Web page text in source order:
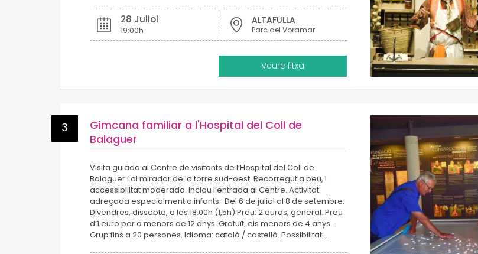
28 Juliol
19:00h
ALTAFULLA
Parc del Voramar
Veure fitxa
3
Gimcana familiar a l'Hospital del Coll de
Balaguer
Visita guiada al Centre de visitants de l’Hospital del Coll de
Balaguer i al mirador de la torre sud-oest. Recorregut a peu, i
accessibilitat moderada. Inclou l’entrada al Centre. Activitat
adreçada especialment a infants. Del 6 de juliol al 8 de setembre:
Divendres, dissabte, a les 18.00h (1,5h) Preu: 2 euros, general. Preu
d’1 euro per a menors de 12 anys. Gratuït, els menors de 4 anys.
Grup fins a 20 persones. Idioma: català / castellà. Possibilitat…